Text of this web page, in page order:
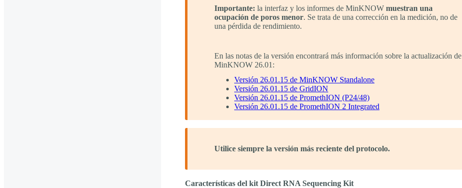
Importante: la interfaz y los informes de MinKNOW muestran una
ocupación de poros menor. Se trata de una corrección en la medición, no de
una pérdida de rendimiento.
En las notas de la versión encontrará más información sobre la actualización de
MinKNOW 26.01:
Versión 26.01.15 de MinKNOW Standalone
Versión 26.01.15 de GridION
Versión 26.01.15 de PromethION (P24/48)
Versión 26.01.15 de PromethION 2 Integrated
Utilice siempre la versión más reciente del protocolo.
Características del kit Direct RNA Sequencing Kit